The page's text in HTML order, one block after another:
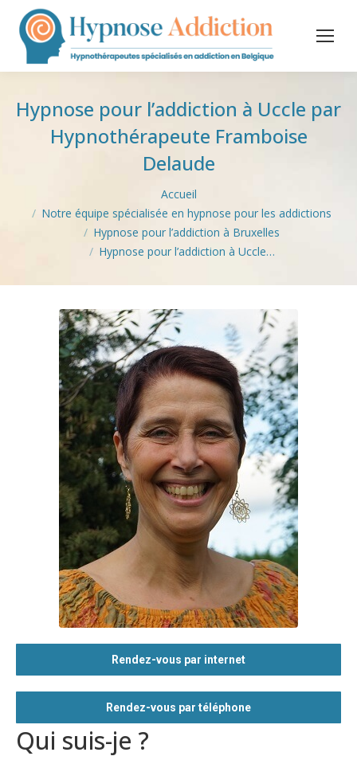
Hypnose pour l’addiction à Uccle par
Hypnothérapeute Framboise
Delaude
Accueil
Notre équipe spécialisée en hypnose pour les addictions
Hypnose pour l’addiction à Bruxelles
Hypnose pour l’addiction à Uccle…
Qui suis-je ?
Rendez-vous par internet
Rendez-vous par téléphone